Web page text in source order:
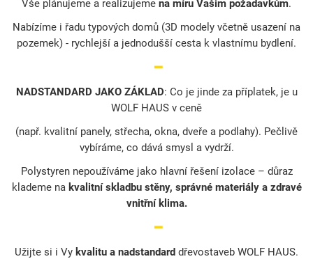
Vše plánujeme a realizujeme na míru Vašim požadavkům.
Nabízíme i řadu typových domů (3D modely včetně usazení na
pozemek) - rychlejší a jednodušší cesta k vlastnímu bydlení.
━
NADSTANDARD JAKO ZÁKLAD: Co je jinde za příplatek, je u
WOLF HAUS v ceně
(např. kvalitní panely, střecha, okna, dveře a podlahy). Pečlivě
vybíráme, co dává smysl a vydrží.
Polystyren nepoužíváme jako hlavní řešení izolace – důraz
klademe nakvalitní skladbu stěny, správné materiály a zdravé
vnitřní klima.
━
Užijte si i Vy kvalitu a nadstandard dřevostaveb WOLF HAUS.